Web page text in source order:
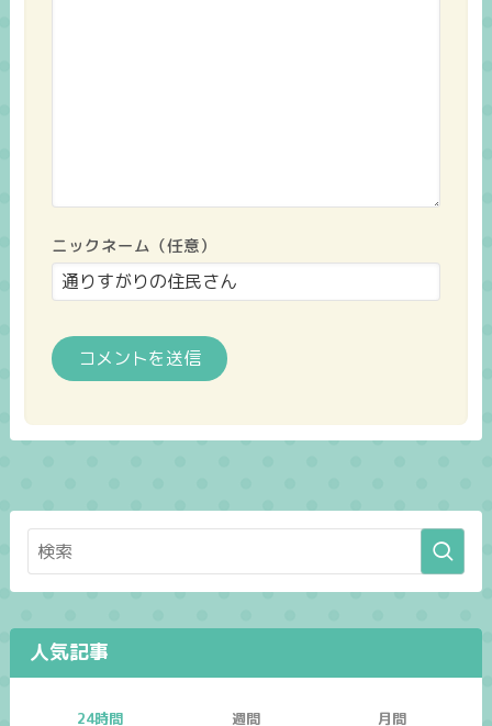
ニックネーム（任意）
人気記事
24時間 週間 月間